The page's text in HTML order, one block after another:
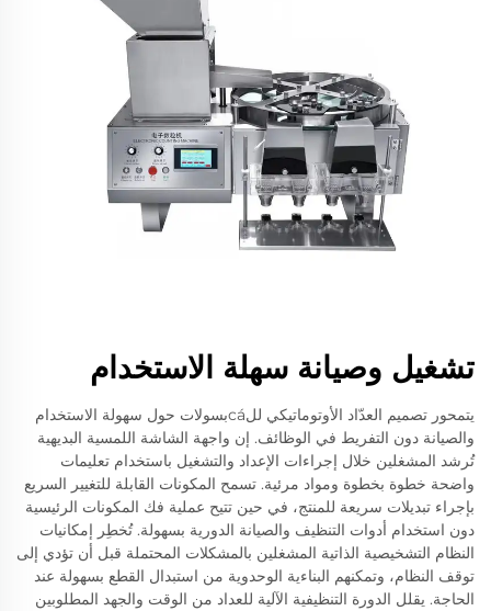
تشغيل وصيانة سهلة الاستخدام
يتمحور تصميم العدّاد الأوتوماتيكي للcáبسولات حول سهولة الاستخدام
والصيانة دون التفريط في الوظائف. إن واجهة الشاشة اللمسية البديهية
تُرشد المشغلين خلال إجراءات الإعداد والتشغيل باستخدام تعليمات
واضحة خطوة بخطوة ومواد مرئية. تسمح المكونات القابلة للتغيير السريع
بإجراء تبديلات سريعة للمنتج، في حين تتيح عملية فك المكونات الرئيسية
دون استخدام أدوات التنظيف والصيانة الدورية بسهولة. تُخطِر إمكانيات
النظام التشخيصية الذاتية المشغلين بالمشكلات المحتملة قبل أن تؤدي إلى
توقف النظام، وتمكنهم البناءية الوحدوية من استبدال القطع بسهولة عند
الحاجة. يقلل الدورة التنظيفية الآلية للعداد من الوقت والجهد المطلوبين